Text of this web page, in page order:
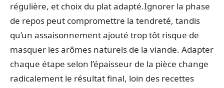
régulière, et choix du plat adapté.Ignorer la phase
de repos peut compromettre la tendreté, tandis
qu’un assaisonnement ajouté trop tôt risque de
masquer les arômes naturels de la viande. Adapter
chaque étape selon l’épaisseur de la pièce change
radicalement le résultat final, loin des recettes